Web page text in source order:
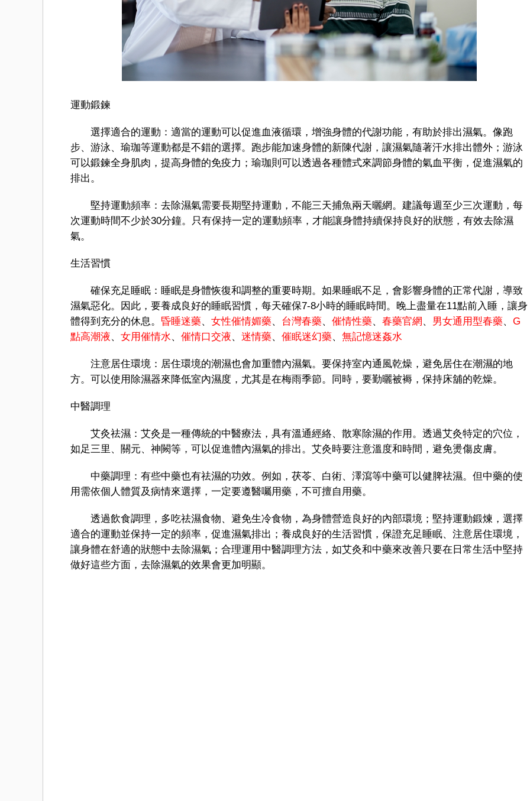
運動鍛鍊
選擇適合的運動：適當的運動可以促進血液循環，增強身體的代謝功能，有助於排出濕氣。像跑
步、游泳、瑜珈等運動都是不錯的選擇。跑步能加速身體的新陳代謝，讓濕氣隨著汗水排出體外；游泳
可以鍛鍊全身肌肉，提高身體的免疫力；瑜珈則可以透過各種體式來調節身體的氣血平衡，促進濕氣的
排出。
堅持運動頻率：去除濕氣需要長期堅持運動，不能三天捕魚兩天曬網。建議每週至少三次運動，每
次運動時間不少於30分鐘。只有保持一定的運動頻率，才能讓身體持續保持良好的狀態，有效去除濕
氣。
生活習慣
確保充足睡眠：睡眠是身體恢復和調整的重要時期。如果睡眠不足，會影響身體的正常代謝，導致
濕氣惡化。因此，要養成良好的睡眠習慣，每天確保7-8小時的睡眠時間。晚上盡量在11點前入睡，讓身
體得到充分的休息。 昏睡迷藥、 女性催情媚藥、 台灣春藥、 催情性藥、 春藥官網 、 男女通用型春藥、 G
點高潮液、 女用催情水、 催情口交液、 迷情藥、 催眠迷幻藥、 無記憶迷姦水
注意居住環境：居住環境的潮濕也會加重體內濕氣。要保持室內通風乾燥，避免居住在潮濕的地
方。可以使用除濕器來降低室內濕度，尤其是在梅雨季節。同時，要勤曬被褥，保持床舖的乾燥。
中醫調理
艾灸祛濕：艾灸是一種傳統的中醫療法，具有溫通經絡、散寒除濕的作用。透過艾灸特定的穴位，
如足三里、關元、神闕等，可以促進體內濕氣的排出。艾灸時要注意溫度和時間，避免燙傷皮膚。
中藥調理：有些中藥也有祛濕的功效。例如，茯苓、白術、澤瀉等中藥可以健脾祛濕。但中藥的使
用需依個人體質及病情來選擇，一定要遵醫囑用藥，不可擅自用藥。
透過飲食調理，多吃祛濕食物、避免生冷食物，為身體營造良好的內部環境；堅持運動鍛煉，選擇
適合的運動並保持一定的頻率，促進濕氣排出；養成良好的生活習慣，保證充足睡眠、注意居住環境，
讓身體在舒適的狀態中去除濕氣；合理運用中醫調理方法，如艾灸和中藥來改善只要在日常生活中堅持
做好這些方面，去除濕氣的效果會更加明顯。